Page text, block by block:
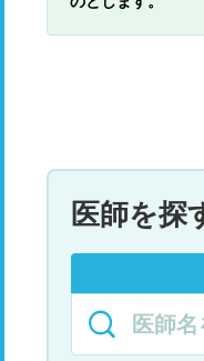
医師を探